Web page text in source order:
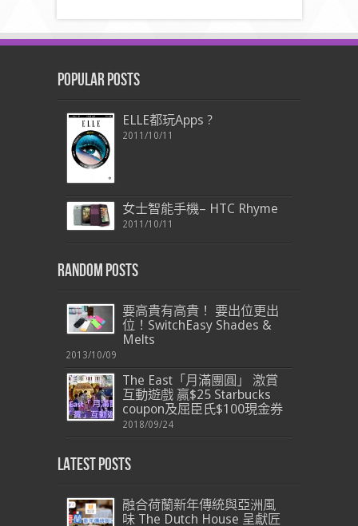
Popular Posts
ELLE都玩Apps ?
2011/10/11
女士智能手機– HTC Rhyme
2011/10/11
Random Posts
要高貴有高貴！ 要出位更出
位！SwitchEasy Shades &
Melts
2013/10/09
The East「月滿團圓」 激賞
互動遊戲 贏$25 Starbucks
coupon及屈臣氏$100現金券
2018/09/24
Latest Posts
融合荷蘭新年傳統與亞洲風
味 The Dutch House 呈獻匠